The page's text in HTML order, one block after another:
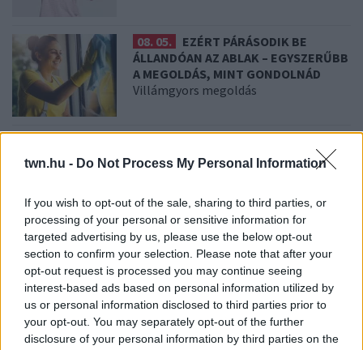
twn.hu - Do Not Process My Personal Information
If you wish to opt-out of the sale, sharing to third parties, or
processing of your personal or sensitive information for
targeted advertising by us, please use the below opt-out
section to confirm your selection. Please note that after your
opt-out request is processed you may continue seeing
interest-based ads based on personal information utilized by
us or personal information disclosed to third parties prior to
your opt-out. You may separately opt-out of the further
disclosure of your personal information by third parties on the
08. 05.
EZÉRT PÁRÁSODIK BE
ÁLLANDÓAN AZ ABLAK – EGYSZERŰBB
A MEGOLDÁS, MINT GONDOLNÁD
Villámgyors megoldás
SZÓDABIKARBÓNÁVAL: EZZEL LESZ
ÚJRA CSILLOGÓ A VÍZKÖVES CSAP
08. 03.
HA MINDIG EZT A MONDATOT
HASZNÁLOD, AZ RENDKÍVÜL MAGAS
ÉRZELMI INTELLIGENCIÁRA UTALHAT
Te szoktad?
08. 02. SOKAN ROSSZUL TÁROLJÁK A GYÓGYSZEREIKET –